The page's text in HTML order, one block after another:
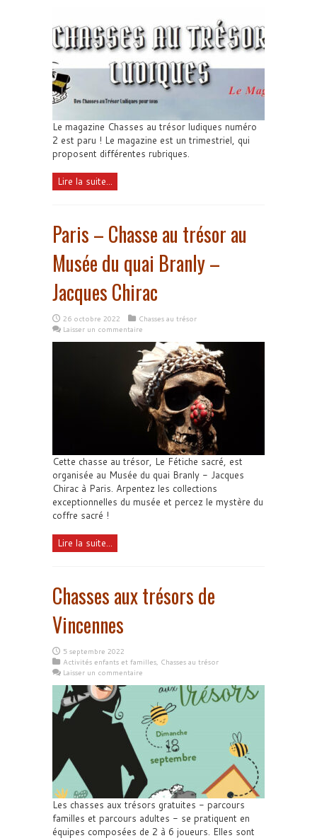
Le magazine Chasses au trésor ludiques numéro
2 est paru ! Le magazine est un trimestriel, qui
proposent différentes rubriques.
Lire la suite...
Paris – Chasse au trésor au
Musée du quai Branly –
Jacques Chirac
26 octobre 2022
Chasses au trésor
Laisser un commentaire
Cette chasse au trésor, Le Fétiche sacré, est
organisée au Musée du quai Branly - Jacques
Chirac à Paris. Arpentez les collections
exceptionnelles du musée et percez le mystère du
coffre sacré !
Lire la suite...
Chasses aux trésors de
Vincennes
5 septembre 2022
Activités enfants et familles, Chasses au trésor
Laisser un commentaire
Les chasses aux trésors gratuites - parcours
familles et parcours adultes - se pratiquent en
équipes composées de 2 à 6 joueurs. Elles sont